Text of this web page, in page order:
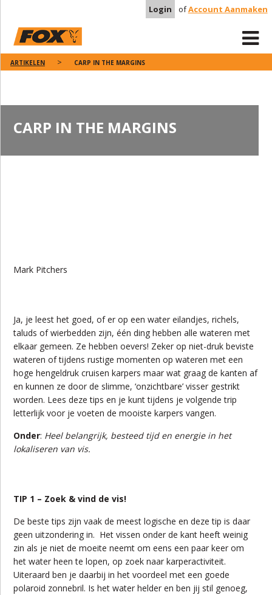
Login ofAccount Aanmaken
ARTIKELEN CARP IN THE MARGINS
CARP IN THE MARGINS
Mark Pitchers
Ja, je leest het goed, of er op een water eilandjes, richels,
taluds of wierbedden zijn, één ding hebben alle wateren met
elkaar gemeen. Ze hebben oevers! Zeker op niet-druk beviste
wateren of tijdens rustige momenten op wateren met een
hoge hengeldruk cruisen karpers maar wat graag de kanten af
en kunnen ze door de slimme, ‘onzichtbare’ visser gestrikt
worden. Lees deze tips en je kunt tijdens je volgende trip
letterlijk voor je voeten de mooiste karpers vangen.
Onder: Heel belangrijk, besteed tijd en energie in het
lokaliseren van vis.
TIP 1 – Zoek & vind de vis!
De beste tips zijn vaak de meest logische en deze tip is daar
geen uitzondering in. Het vissen onder de kant heeft weinig
zin als je niet de moeite neemt om eens een paar keer om
het water heen te lopen, op zoek naar karperactiviteit.
Uiteraard ben je daarbij in het voordeel met een goede
polaroid zonnebril. Is het water helder en ben jij stil genoeg,